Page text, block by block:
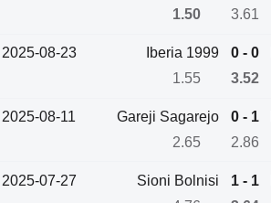
1.50
3.61
2025-08-23 Iberia 1999 0 - 0
1.55
3.52
2025-08-11 Gareji Sagarejo 0 - 1
2.65
2.86
2025-07-27 Sioni Bolnisi 1 - 1